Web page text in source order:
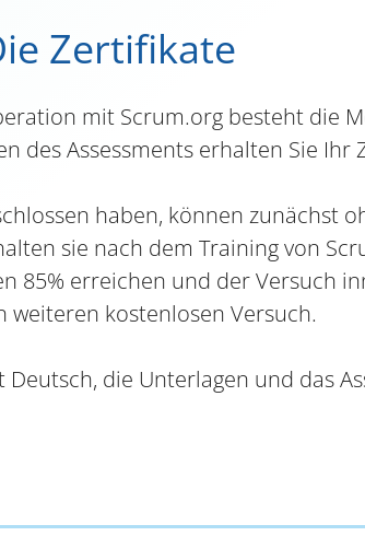
Zertifikate
mit Scrum.org besteht die
des Assessments erhalten Sie Ihr
haben, können zunächst
sie nach dem Training von
85% erreichen und der Versuch
kostenlosen Versuch.
die Unterlagen und das